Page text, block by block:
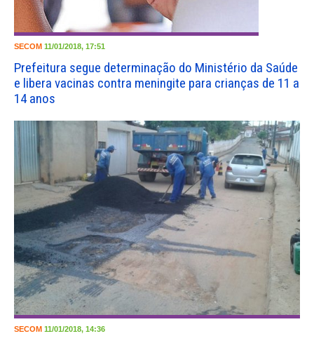
SECOM 11/01/2018, 17:51
Prefeitura segue determinação do Ministério da Saúde
e libera vacinas contra meningite para crianças de 11 a
14 anos
SECOM 11/01/2018, 14:36